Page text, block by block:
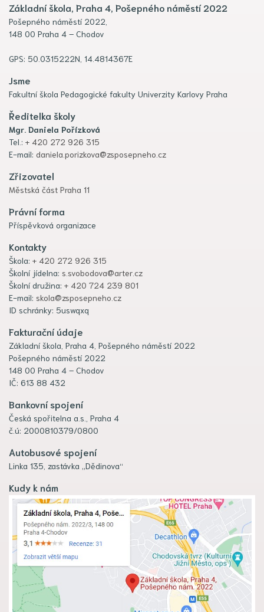
Základní škola, Praha 4, Pošepného náměstí 2022
Pošepného náměstí 2022,
148 00 Praha 4 – Chodov
GPS: 50.0315222N, 14.4814367E
Jsme
Fakultní škola Pedagogické fakulty Univerzity Karlovy Praha
Ředitelka školy
Mgr. Daniela Pořízková
Tel.: + 420 272 926 315
E-mail: daniela.porizkova@zsposepneho.cz
Zřizovatel
Městská část Praha 11
Právní forma
Příspěvková organizace
Kontakty
Škola: + 420 272 926 315
Školní jídelna: s.svobodova@arter.cz
Školní družina: + 420 724 239 801
E-mail: skola@zsposepneho.cz
ID schránky: 5uswqxq
Fakturační údaje
Základní škola, Praha 4, Pošepného náměstí 2022
Pošepného náměstí 2022
148 00 Praha 4 – Chodov
IČ: 613 88 432
Bankovní spojení
Česká spořitelna a.s., Praha 4
č.ú: 2000810379/0800
Autobusové spojení
Linka 135, zastávka „Dědinova“
Kudy k nám